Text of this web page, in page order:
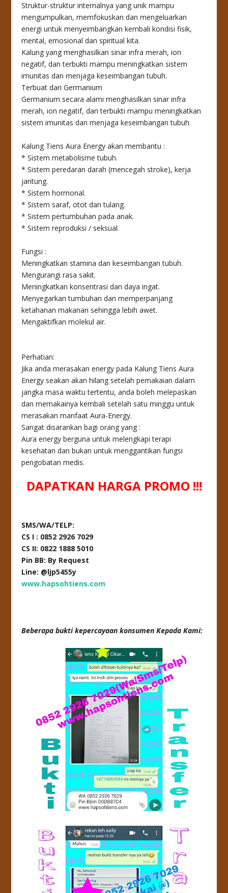
Struktur-struktur internalnya yang unik mampu
mengumpulkan, memfokuskan dan mengeluarkan
energi untuk menyeimbangkan kembali kondisi fisik,
mental, emosional dan spiritual kita.
Kalung yang menghasilkan sinar infra merah, ion
negatif, dan terbukti mampu meningkatkan sistem
imunitas dan menjaga keseimbangan tubuh.
Terbuat dari Germanium
Germanium secara alami menghasilkan sinar infra
merah, ion negatif, dan terbukti mampu meningkatkan
sistem imunitas dan menjaga keseimbangan tubuh.
Kalung Tiens Aura Energy akan membantu :
* Sistem metabolisme tubuh.
* Sistem peredaran darah (mencegah stroke), kerja
jantung.
* Sistem hormonal.
* Sistem saraf, otot dan tulang.
* Sistem pertumbuhan pada anak.
* Sistem reproduksi / seksual.
Fungsi :
Meningkatkan stamina dan keseimbangan tubuh.
Mengurangi rasa sakit.
Meningkatkan konsentrasi dan daya ingat.
Menyegarkan tumbuhan dan memperpanjang
ketahanan makanan sehingga lebih awet.
Mengaktifkan molekul air.
Perhatian:
Jika anda merasakan energy pada Kalung Tiens Aura
Energy seakan akan hilang setelah pemakaian dalam
jangka masa waktu tertentu, anda boleh melepaskan
dan memakainya kembali setelah satu minggu untuk
merasakan manfaat Aura-Energy.
Sangat disarankan bagi orang yang :
Aura energy berguna untuk melengkapi terapi
kesehatan dan bukan untuk menggantikan fungsi
pengobatan medis.
DAPATKAN HARGA PROMO !!!
SMS/WA/TELP:
CS I : 0852 2926 7029
CS II: 0822 1888 5010
Pin BB: By Request
Line: @ljp5455y
www.hapsohtiens.com
Beberapa bukti kepercayaan konsumen Kepada Kami: